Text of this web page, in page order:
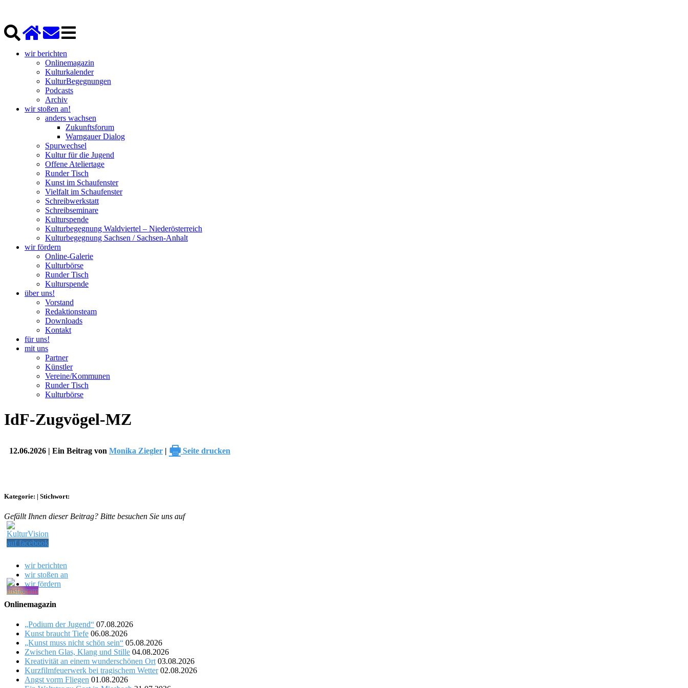
wir berichten
Onlinemagazin
Kulturkalender
KulturBegegnungen
Podcasts
Archiv
wir stoßen an!
anders wachsen
Zukunftsforum
Warngauer Dialog
Spurwechsel
Kultur für die Jugend
Offene Ateliertage
Runder Tisch
Kunst im Schaufenster
Vielfalt im Schaufenster
Schreibwerkstatt
Schreibseminare
Kulturspende
Kulturbegegnung Waldviertel – Niederösterreich
Kulturbegegnung Sachsen / Sachsen-Anhalt
wir fördern
Online-Galerie
Kulturbörse
Runder Tisch
Kulturspende
über uns!
Vorstand
Redaktionsteam
Downloads
Kontakt
für uns!
mit uns
Partner
Künstler
Vereine/Kommunen
Runder Tisch
Kulturbörse
IdF-Zugvögel-MZ
12.06.2026 | Ein Beitrag von Monika Ziegler | 🖶 Seite drucken
Kategorie: | Stichwort:
Gefällt Ihnen dieser Beitrag? Bitte besuchen Sie uns auf
wir berichten
wir stoßen an
wir fördern
Onlinemagazin
„Podium der Jugend“ 07.08.2026
Kunst braucht Tiefe 06.08.2026
„Kunst muss nicht schön sein“ 05.08.2026
Zwischen Glas, Klang und Stille 04.08.2026
Kreativität an einem wunderschönen Ort 03.08.2026
Kurzfilmfeuerwerk bei tragischem Wetter 02.08.2026
Angst vorm Fliegen 01.08.2026